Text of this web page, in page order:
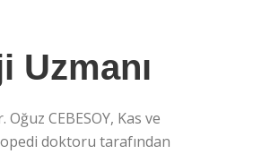
Uzmanı
CEBESOY, Kas ve
doktoru tarafından